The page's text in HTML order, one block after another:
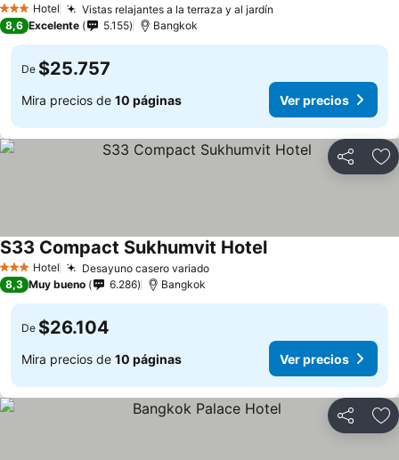
3 Estrellas
Hotel Vistas relajantes a la terraza y al jardín
8,6 Excelente 5.155 Bangkok
De $25.757
Mira precios de 10 páginas Ver precios
Compartir
3 Estrellas
Hotel Desayuno casero variado
S33 Compact Sukhumvit Hotel
8,3 Muy bueno 6.286 Bangkok
De $26.104
Mira precios de 10 páginas Ver precios
Compartir